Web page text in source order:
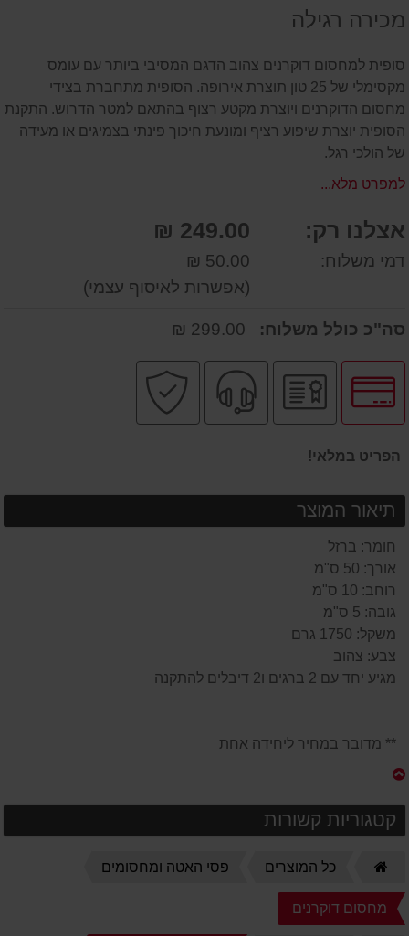
מכירה רגילה
סופית למחסום דוקרנים צהוב הדגם המסיבי ביותר עם עומס
מקסימלי של 25 טון תוצרת אירופה. הסופית מתחברת בצידי
מחסום הדוקרנים ויוצרת מקטע רצוף בהתאם למטר הדרוש. התקנת
הסופית יוצרת שיפוע רציף ומונעת חיכוך פינתי בצמיגים או מעידה
של הולכי רגל.
למפרט מלא...
אצלנו רק: 249.00 ₪
דמי משלוח:
50.00 ₪
(אפשרות לאיסוף עצמי)
סה"כ כולל משלוח:
לחץ
לאפשרויות
תשלומים
יבואן
רשמי
שירות
מקצועי
הפריט במלאי!
תיאור המוצר
חומר: ברזל
אורך: 50 ס"מ
רוחב: 10 ס"מ
גובה: 5 ס"מ
משקל: 1750 גרם
צבע: צהוב
מגיע יחד עם 2 ברגים ו2 דיבלים להתקנה
** מדובר במחיר ליחידה אחת
קטגוריות קשורות
כל המוצרים פסי האטה ומחסומים
מחסום דוקרנים